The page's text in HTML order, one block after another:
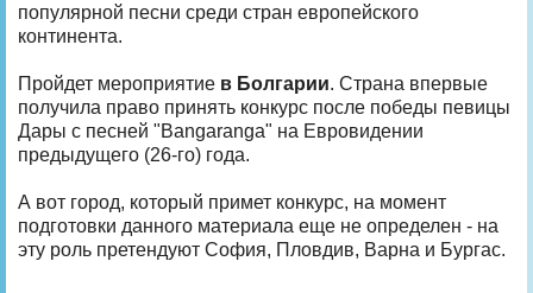
популярной песни среди стран европейского
континента.
Пройдет мероприятие в Болгарии. Страна впервые
получила право принять конкурс после победы певицы
Дары с песней "Bangaranga" на Евровидении
предыдущего (26-го) года.
А вот город, который примет конкурс, на момент
подготовки данного материала еще не определен - на
эту роль претендуют София, Пловдив, Варна и Бургас.